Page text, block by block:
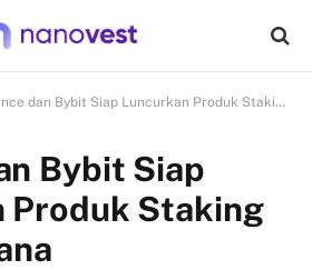
dan Bybit Siap Luncurkan Produk Staking Likuid Solana
Bybit Siap
Produk Staking